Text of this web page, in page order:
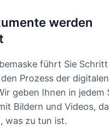
werden
führt Sie
Prozess der
geben Ihnen in jedem
Bildern und Videos,
was zu tun ist.